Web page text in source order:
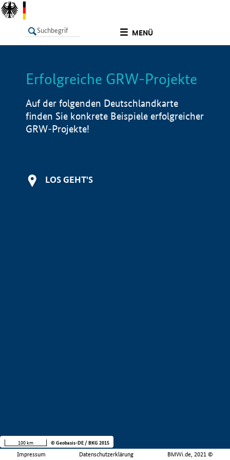
MENÜ
LISTE Info
Erfolgreiche GRW-Projekte
Auf der folgenden Deutschlandkarte
finden Sie konkrete Beispiele erfolgreicher
GRW-Projekte!
LOS GEHT'S
Impressum Datenschutzerklärung BMWi.de, 2021 ©
100 km © Geobasis-DE / BKG 2015